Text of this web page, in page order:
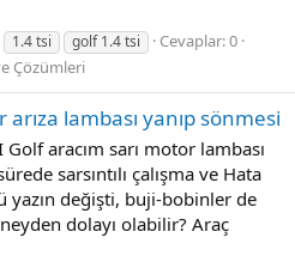
1.4 tsi golf 1.4 tsi
Cevaplar: 0
Çözümleri
lambası yanıp sönmesi
aracım sarı motor lambası
sarsıntılı çalışma ve Hata
yazın değişti, buji-bobinler de
dolayı olabilir? Araç